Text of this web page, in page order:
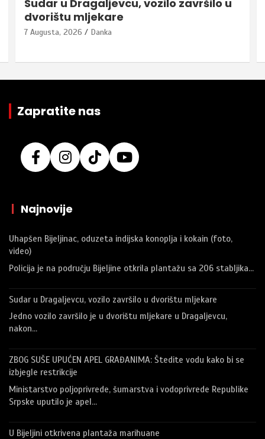
Sudar u Dragaljevcu, vozilo završilo u
dvorištu mljekare
7 Augusta, 2026 Danka
Zapratite nas
| Najnovije
Uhapšen Bijeljinac, oduzeta indijska konoplja i kokain (foto,
video)
Policija je na području Bijeljine otkrila plantažu sa 206 stabljika…
Sudar u Dragaljevcu, vozilo završilo u dvorištu mljekare
Jedno vozilo završilo je u dvorištu mljekare u Dragaljevcu,
nakon…
ZBOG SUŠE UPUĆEN APEL GRAĐANIMA: Štedite vodu kako bi se
izbjegle restrikcije
Ministarstvo poljoprivrede, šumarstva i vodoprivrede Republike
Srpske uputilo je apel…
U Bijeljini otkrivena plantaža marihuane